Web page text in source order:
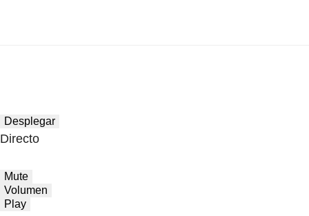
Desplegar
Directo
Mute
Volumen
Play